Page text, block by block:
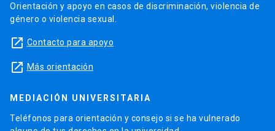
Orientación y apoyo en casos de discriminación, violencia de
género o violencia sexual.
launch Contacto para apoyo
launch Más orientación
MEDIACIÓN UNIVERSITARIA
Teléfonos para orientación y consejo si se ha vulnerado